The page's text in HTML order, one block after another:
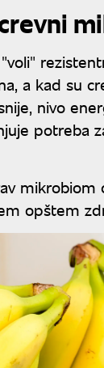
a kad su
nivo
potreba
mikrobiom
opštem